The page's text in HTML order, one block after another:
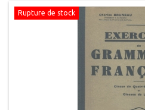
Rupture de stock